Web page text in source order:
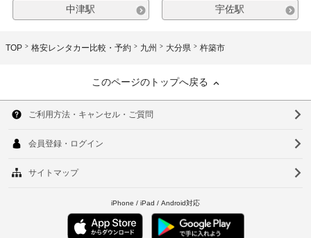
中津駅 宇佐駅
TOP 格安レンタカー比較・予約 九州 大分県 杵築市
このページのトップへ戻る